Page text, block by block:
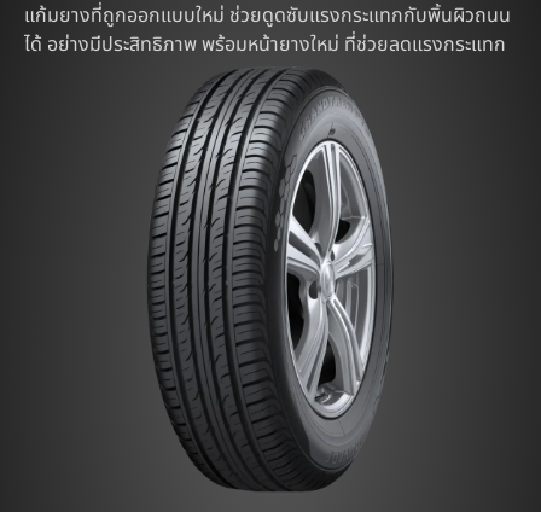
แก้มยางที่ถูกออกแบบใหม่ ช่วยดูดซับแรงกระแทกกับพิ้นผิวถนน
ได้ อย่างมีประสิทธิภาพ พร้อมหน้ายางใหม่ ที่ช่วยลดแรงกระแทก